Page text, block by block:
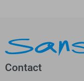
Contact